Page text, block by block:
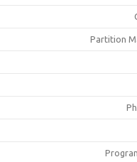
Partition